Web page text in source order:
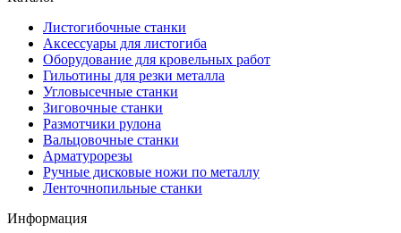
Листогибочные станки
Аксессуары для листогиба
Оборудование для кровельных работ
Гильотины для резки металла
Угловысечные станки
Зиговочные станки
Размотчики рулона
Вальцовочные станки
Арматурорезы
Ручные дисковые ножи по металлу
Ленточнопильные станки
Информация